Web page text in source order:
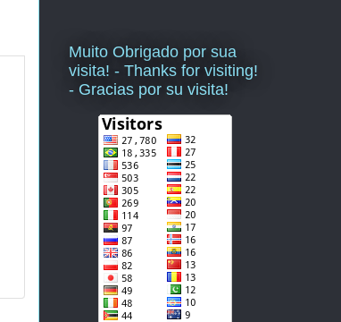
Muito Obrigado por sua
visita! - Thanks for visiting!
- Gracias por su visita!